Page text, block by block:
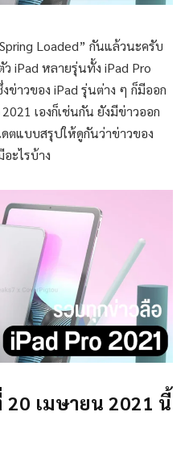
Loaded” กันแล้วนะครับ
iPad หลายรุ่นทั้ง iPad Pro
ข่าวของ iPad รุ่นต่าง ๆ ก็มีออก
เองก็เช่นกัน ยังมีข่าวออก
ตแบบสรุปให้ดูกันว่าข่าวของ
ะไรบ้าง
20 เมษายน 2021 นี้